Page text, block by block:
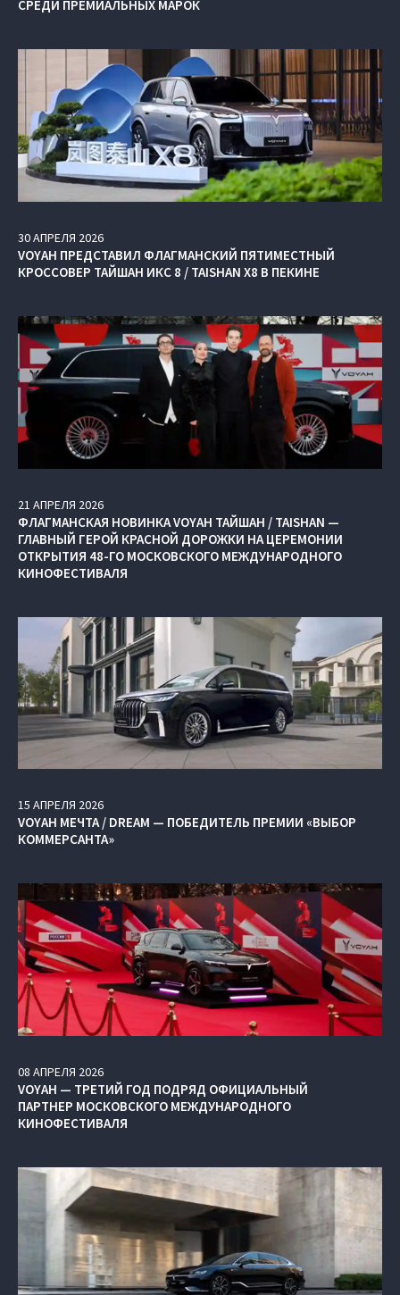
СРЕДИ ПРЕМИАЛЬНЫХ МАРОК
30АПРЕЛЯ 2026
VOYAH ПРЕДСТАВИЛ ФЛАГМАНСКИЙ ПЯТИМЕСТНЫЙ
КРОССОВЕР ТАЙШАН ИКС 8 / TAISHAN X8 В ПЕКИНЕ
21 АПРЕЛЯ 2026
ФЛАГМАНСКАЯ НОВИНКА VOYAH ТАЙШАН / TAISHAN —
ГЛАВНЫЙ ГЕРОЙ КРАСНОЙ ДОРОЖКИ НА ЦЕРЕМОНИИ
ОТКРЫТИЯ 48-ГО МОСКОВСКОГО МЕЖДУНАРОДНОГО
КИНОФЕСТИВАЛЯ
15 АПРЕЛЯ 2026
VOYAH МЕЧТА / DREAM — ПОБЕДИТЕЛЬ ПРЕМИИ «ВЫБОР
КОММЕРСАНТА»
08 АПРЕЛЯ 2026
VOYAH — ТРЕТИЙ ГОД ПОДРЯД ОФИЦИАЛЬНЫЙ
ПАРТНЕР МОСКОВСКОГО МЕЖДУНАРОДНОГО
КИНОФЕСТИВАЛЯ